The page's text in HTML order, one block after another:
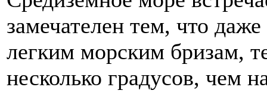
замечателен тем, что
легким морским бризам,
несколько градусов, чем